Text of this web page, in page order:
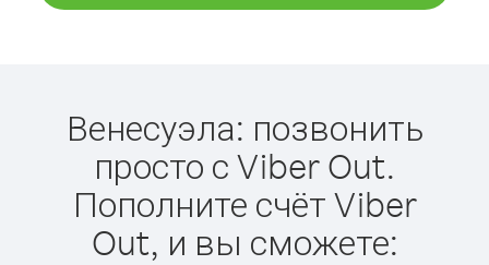
Венесуэла: позвонить
просто с Viber Out.
Пополните счёт Viber
Out, и вы сможете: